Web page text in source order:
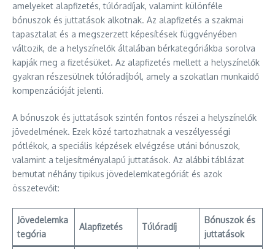
amelyeket alapfizetés, túlóradíjak, valamint különféle
bónuszok és juttatások alkotnak. Az alapfizetés a szakmai
tapasztalat és a megszerzett képesítések függvényében
változik, de a helyszínelők általában bérkategóriákba sorolva
kapják meg a fizetésüket. Az alapfizetés mellett a helyszínelők
gyakran részesülnek túlóradíjból, amely a szokatlan munkaidő
kompenzációját jelenti.
A bónuszok és juttatások szintén fontos részei a helyszínelők
jövedelmének. Ezek közé tartozhatnak a veszélyességi
pótlékok, a speciális képzések elvégzése utáni bónuszok,
valamint a teljesítményalapú juttatások. Az alábbi táblázat
bemutat néhány tipikus jövedelemkategóriát és azok
összetevőit:
Jövedelemka
tegória
Alapfizetés Túlóradíj
Bónuszok és
juttatások